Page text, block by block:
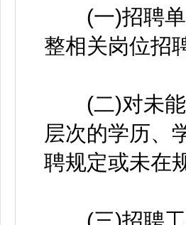
(一)招聘单
整相关岗位招
(二)对未能
层次的学历、
聘规定或未在